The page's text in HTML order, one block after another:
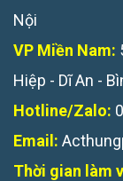
Nội
VP Miền Nam:
Hiệp - Dĩ An -
Hotline/Zalo:
Email:
Thời gian làm